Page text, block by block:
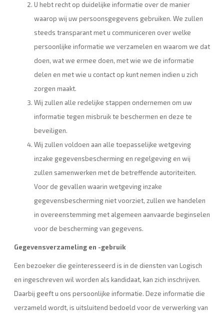
U hebt recht op duidelijke informatie over de manier
waarop wij uw persoonsgegevens gebruiken. We zullen
steeds transparant met u communiceren over welke
persoonlijke informatie we verzamelen en waarom we dat
doen, wat we ermee doen, met wie we de informatie
delen en met wie u contact op kunt nemen indien u zich
zorgen maakt.
Wij zullen alle redelijke stappen ondernemen om uw
informatie tegen misbruik te beschermen en deze te
beveiligen.
Wij zullen voldoen aan alle toepasselijke wetgeving
inzake gegevensbescherming en regelgeving en wij
zullen samenwerken met de betreffende autoriteiten.
Voor de gevallen waarin wetgeving inzake
gegevensbescherming niet voorziet, zullen we handelen
in overeenstemming met algemeen aanvaarde beginselen
voor de bescherming van gegevens.
Gegevensverzameling en -gebruik
Een bezoeker die geïnteresseerd is in de diensten van Logisch
en ingeschreven wil worden als kandidaat, kan zich inschrijven.
Daarbij geeft u ons persoonlijke informatie. Deze informatie die
verzameld wordt, is uitsluitend bedoeld voor de verwerking van